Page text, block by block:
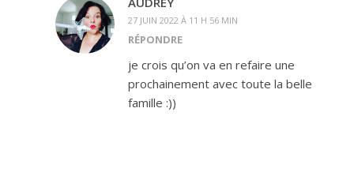
27 JUIN 2022 À 11 H 56 MIN
RÉPONDRE
je crois qu’on va en refaire une
prochainement avec toute la belle
famille :))